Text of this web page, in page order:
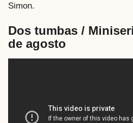
Simon.
Dos tumbas /
de agosto